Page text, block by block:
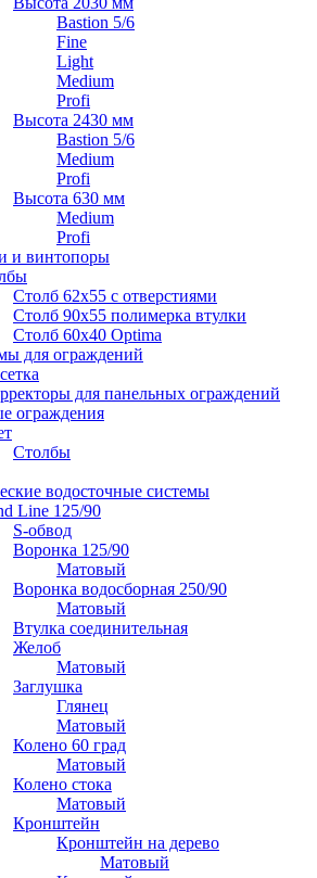
Bastion 5/6
Fine
Light
Medium
Profi
Высота 2430 мм
Bastion 5/6
Medium
Profi
Высота 630 мм
Medium
Profi
и винтопоры
Cтолб 62х55 с отверстиями
Cтолб 90х55 полимерка втулки
Столб 60х40 Optima
для ограждений
для панельных ограждений
ограждения
Столбы
водосточные системы
Line 125/90
S-обвод
Воронка 125/90
Матовый
Воронка водосборная 250/90
Матовый
Втулка соединительная
Желоб
Матовый
Заглушка
Глянец
Матовый
Колено 60 град
Матовый
Колено стока
Матовый
Кронштейн
Кронштейн на дерево
Матовый